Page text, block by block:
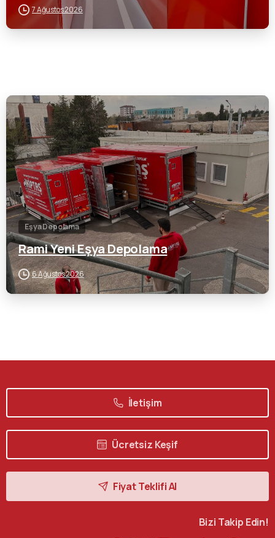
7 Ağustos 2026
0
Eşya Depolama
Rami Yeni Eşya Depolama
6 Ağustos 2026
İletişim
Ücretsiz Keşif
Fiyat Teklifi Al
Bizi Takip Edin!